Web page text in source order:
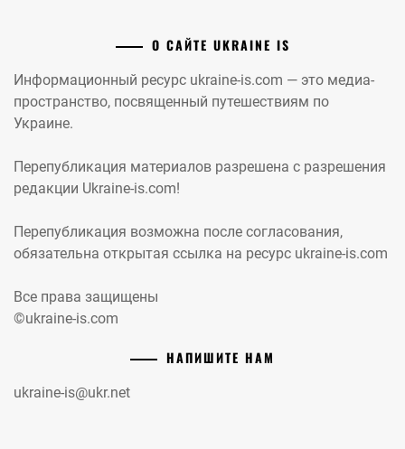
О САЙТЕ UKRAINE IS
Информационный ресурс ukraine-is.com — это медиа-
пространство, посвященный путешествиям по
Украине.
Перепубликация материалов разрешена с разрешения
редакции Ukraine-is.com!
Перепубликация возможна после согласования,
обязательна открытая ссылка на ресурс ukraine-is.com
Все права защищены
©ukraine-is.com
НАПИШИТЕ НАМ
ukraine-is@ukr.net